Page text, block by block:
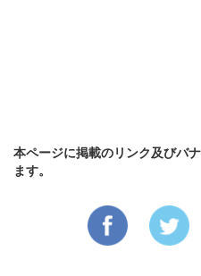
本ページに掲載のリンク及びバ
ます。